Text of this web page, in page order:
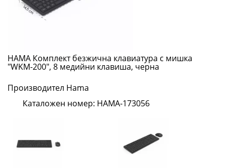
мишка
200",
8
медийни
клавиша,
черна
HAMA-
HAMA Комплект безжична клавиатура с мишка
"WKM-200", 8 медийни клавиша, черна
Производител Hama
Каталожен номер: HAMA-173056